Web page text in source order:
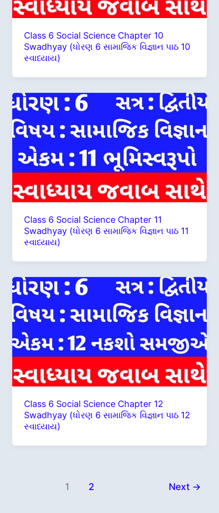
Class 6 Social Science Chapter 10
Swadhyay (ધોરણ 6 સામાજિક વિજ્ઞાન પાઠ 10
સ્વાધ્યાય)
Class 6 Social Science Chapter 11
Swadhyay (ધોરણ 6 સામાજિક વિજ્ઞાન પાઠ 11
સ્વાધ્યાય)
Class 6 Social Science Chapter 12
Swadhyay (ધોરણ 6 સામાજિક વિજ્ઞાન પાઠ 12
સ્વાધ્યાય)
1 2 Next →